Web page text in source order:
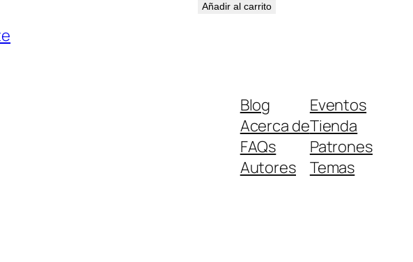
Añadir al carrito
Blog
Acerca de
FAQs
Autores
Eventos
Tienda
Patrones
Temas